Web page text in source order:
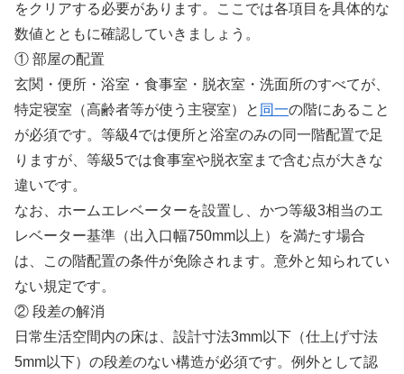
をクリアする必要があります。ここでは各項目を具体的な
数値とともに確認していきましょう。
① 部屋の配置
玄関・便所・浴室・食事室・脱衣室・洗面所のすべてが、
特定寝室（高齢者等が使う主寝室）と 同一の階にあること
が必須です。等級4では便所と浴室のみの同一階配置で足
りますが、等級5では食事室や脱衣室まで含む点が大きな
違いです。
なお、ホームエレベーターを設置し、かつ等級3相当のエ
レベーター基準（出入口幅750mm以上）を満たす場合
は、この階配置の条件が免除されます。意外と知られてい
ない規定です。
② 段差の解消
日常生活空間内の床は、設計寸法3mm以下（仕上げ寸法
5mm以下）の段差のない構造が必須です。例外として認